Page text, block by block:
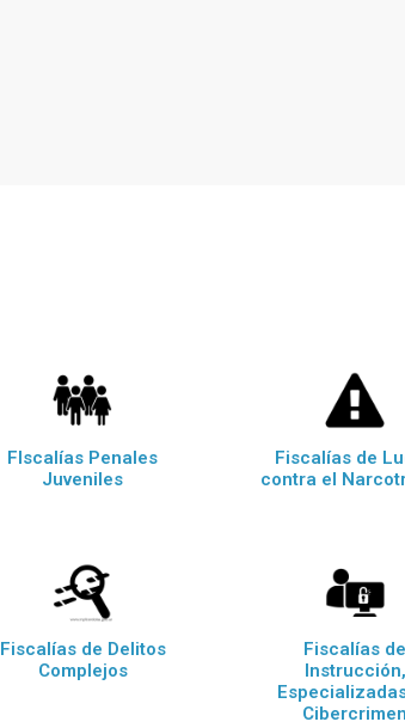
FIscalías Penales
Juveniles
Fiscalías de
contra el
Fiscalías de Delitos
Complejos
Fiscalías de
Instrucción,
Cibercrimen